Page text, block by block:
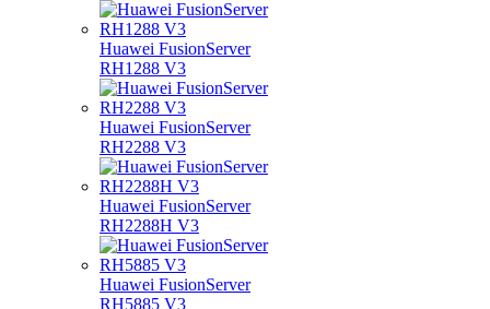
Huawei FusionServer
RH1288 V3
Huawei FusionServer
RH2288 V3
Huawei FusionServer
RH2288H V3
Huawei FusionServer
RH5885 V3